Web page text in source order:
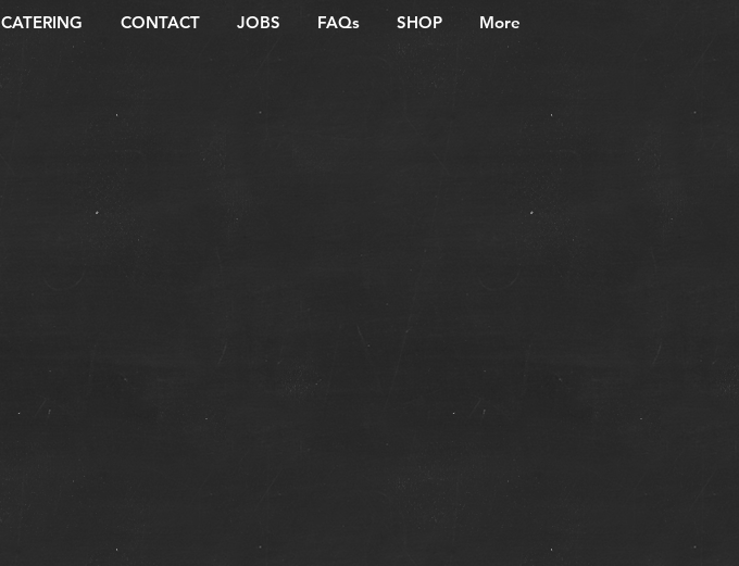
CATERING CONTACT JOBS FAQs SHOP More